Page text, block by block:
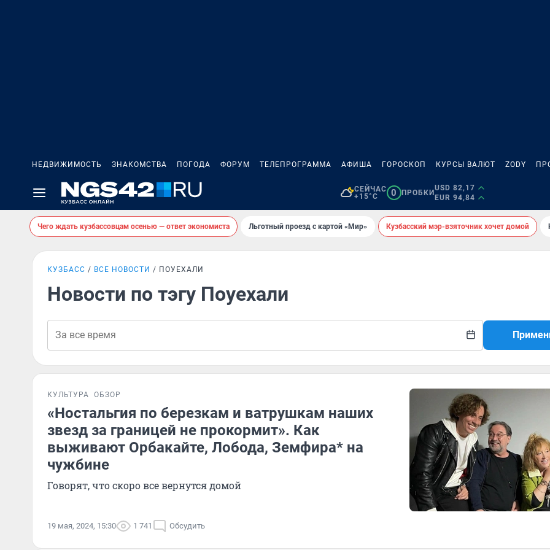
НЕДВИЖИМОСТЬ ЗНАКОМСТВА ПОГОДА ФОРУМ ТЕЛЕПРОГРАММА АФИША ГОРОСКОП КУРСЫ ВАЛЮТ ZODY
СЕЙЧАС
+15°C
0 ПРОБКИ
USD 82,17
EUR 94,84
Чего ждать кузбассовцам осенью — ответ экономиста Льготный проезд с картой «Мир» Кузбасский мэр-взяточник хочет домой
КУЗБАСС ВСЕ НОВОСТИ ПОУЕХАЛИ
Новости по тэгу Поуехали
КУЛЬТУРА ОБЗОР
«Ностальгия по березкам и ватрушкам наших
звезд за границей не прокормит». Как
выживают Орбакайте, Лобода, Земфира* на
чужбине
Говорят, что скоро все вернутся домой
19 мая, 2024, 15:30 1 741 Обсудить